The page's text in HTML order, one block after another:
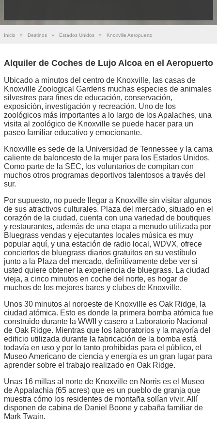
Inicio » Destinos » Estados Unidos » Knoxville Aeropuerto
Alquiler de Coches de Lujo Alcoa en el Aeropuerto
Ubicado a minutos del centro de Knoxville, las casas de
Knoxville Zoological Gardens muchas especies de animales
silvestres para fines de educación, conservación,
exposición, investigación y recreación. Uno de los
zoológicos más importantes a lo largo de los Apalaches, una
visita al zoológico de Knoxville se puede hacer para un
paseo familiar educativo y emocionante.
Knoxville es sede de la Universidad de Tennessee y la cama
caliente de baloncesto de la mujer para los Estados Unidos.
Como parte de la SEC, los voluntarios de compitan con
muchos otros programas deportivos talentosos a través del
sur.
Por supuesto, no puede llegar a Knoxville sin visitar algunos
de sus atractivos culturales. Plaza del mercado, situado en el
corazón de la ciudad, cuenta con una variedad de boutiques
y restaurantes, además de una etapa a menudo utilizada por
Bluegrass vendas y ejecutantes locales música es muy
popular aquí, y una estación de radio local, WDVX, ofrece
conciertos de bluegrass diarios gratuitos en su vestíbulo
junto a la Plaza del mercado, definitivamente debe ver si
usted quiere obtener la experiencia de bluegrass. La ciudad
vieja, a cinco minutos en coche del norte, es hogar de
muchos de los mejores bares y clubes de Knoxville.
Unos 30 minutos al noroeste de Knoxville es Oak Ridge, la
ciudad atómica. Esto es donde la primera bomba atómica fue
construido durante la WWII y casero a Laboratorio Nacional
de Oak Ridge. Mientras que los laboratorios y la mayoría del
edificio utilizada durante la fabricación de la bomba está
todavía en uso y por lo tanto prohibidas para el público, el
Museo Americano de ciencia y energía es un gran lugar para
aprender sobre el trabajo realizado en Oak Ridge.
Unas 16 millas al norte de Knoxville en Norris es el Museo
de Appalachia (65 acres) que es un pueblo de granja que
muestra cómo los residentes de montaña solían vivir. Allí
disponen de cabina de Daniel Boone y cabaña familiar de
Mark Twain.